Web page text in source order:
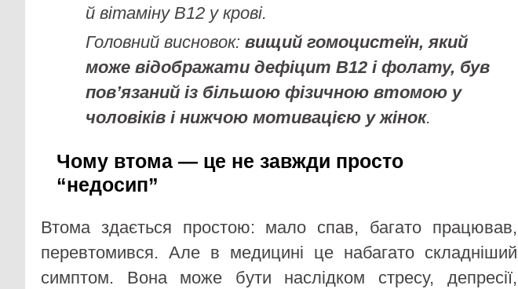
й вітаміну B12 у крові.
Головний висновок:вищий гомоцистеїн, який
може відображати дефіцит B12 і фолату, був
пов’язаний із більшою фізичною втомою у
чоловіків і нижчою мотивацією у жінок.
Чому втома — це не завжди просто
“недосип”
Втома здається простою: мало спав, багато працював,
перевтомився. Але в медицині це набагато складніший
симптом. Вона може бути наслідком стресу, депресії,